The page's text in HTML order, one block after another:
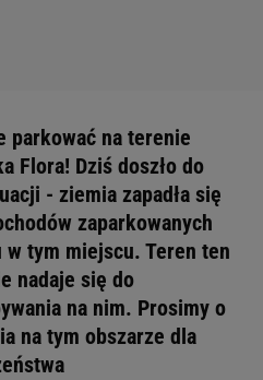
parkować na terenie
Flora! Dziś doszło do
- ziemia zapadła się
zaparkowanych
tym miejscu. Teren ten
nadaje się do
na nim. Prosimy o
na tym obszarze dla